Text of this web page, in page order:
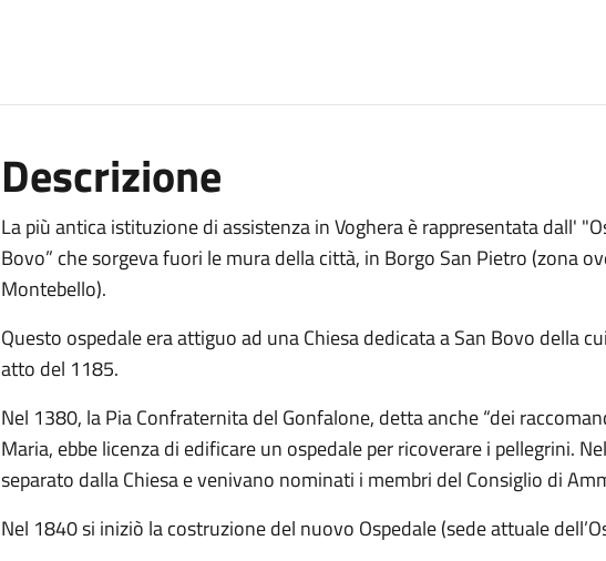
Descrizione
La più antica istituzione di assistenza in Voghera è rappresentata dall'
Bovo” che sorgeva fuori le mura della città, in Borgo San Pietro (zona
Montebello).
Questo ospedale era attiguo ad una Chiesa dedicata a San Bovo della
atto del 1185.
Nel 1380, la Pia Confraternita del Gonfalone, detta anche “dei
Maria, ebbe licenza di edificare un ospedale per ricoverare i pellegrini.
separato dalla Chiesa e venivano nominati i membri del Consiglio di
Nel 1840 si iniziò la costruzione del nuovo Ospedale (sede attuale